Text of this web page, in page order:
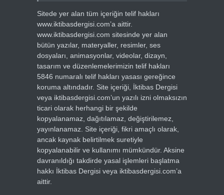
Sitede yer alan tüm içeriğin telif hakları
www.iktibasdergisi.com’a aittir.
www.iktibasdergisi.com sitesinde yer alan
bütün yazılar, materyaller, resimler, ses
dosyaları, animasyonlar, videolar, dizayn,
tasarım ve düzenlemelerimizin telif hakları
5846 numaralı telif hakları yasası gereğince
koruma altındadır. Site içeriği, İktibas Dergisi
veya iktibasdergisi.com’un yazılı izni olmaksızın
ticari olarak herhangi bir şekilde
kopyalanamaz, dağıtılamaz, değiştirilemez,
yayınlanamaz. Site içeriği, fikri amaçlı olarak,
ancak kaynak belirtilmek suretiyle
kopyalanabilir ve kullanımı mümkündür. Aksine
davranıldığı takdirde yasal işlemleri başlatma
hakkı İktibas Dergisi veya iktibasdergisi.com’a
aittir.